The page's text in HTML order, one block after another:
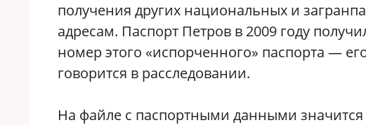
получения других национальных и
адресам. Паспорт Петров в 2009 году
номер этого «испорченного» паспорта —
говорится в расследовании.
На файле с паспортными данными